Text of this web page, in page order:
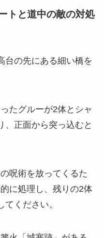
トと道中の敵の対処
台の先にある細い橋を
たグルーが2体とシャ
、正面から突っ込むと
呪術を放ってくるた
に処理し、残りの2体
ください。